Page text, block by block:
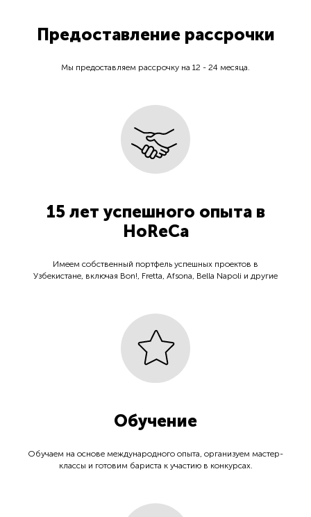
Предоставление рассрочки
Мы предоставляем рассрочку на 12 - 24 месяца.
15 лет успешного опыта в
HoReCa
Имеем собственный портфель успешных проектов в
Узбекистане, включая Bon!, Fretta, Afsona, Bella Napoli и другие
Обучение
Обучаем на основе международного опыта, организуем мастер-
классы и готовим бариста к участию в конкурсах.